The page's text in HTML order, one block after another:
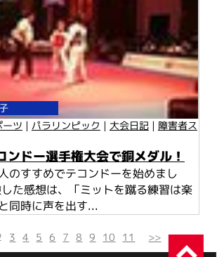
ーツ | パラリンピック | 大会日記| 障害者ス
ンドー選手権大会で銅メダル！
のすすめでテコンドーを始めまし
た感想は、「ミットを蹴る練習は楽
同時に声を出す...
3 4 5 6 7 8 9 10 11 >>